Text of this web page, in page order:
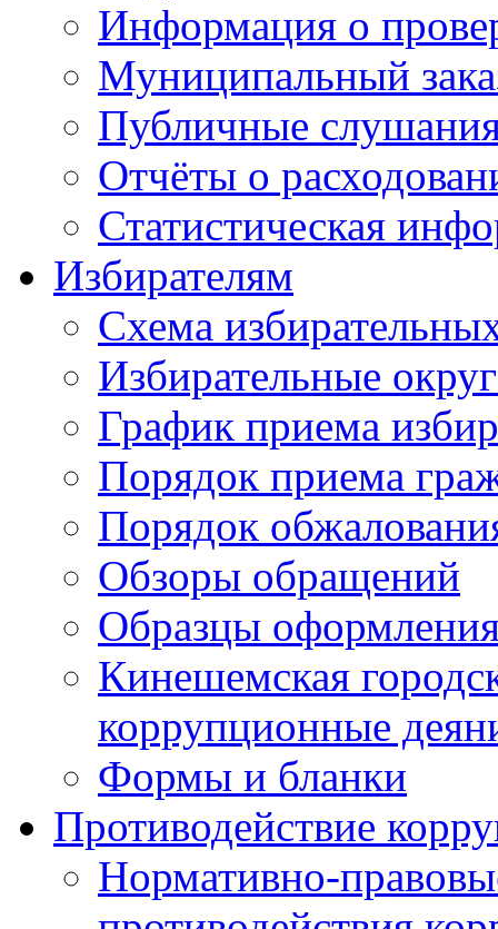
Информация о
Муниципальный
Публичные
Отчёты о
Статистическая
Избирателям
Схема
Избирательные
График приема
Порядок приема
Порядок
Обзоры обращений
Образцы
Кинешемская
коррупционные
Формы и бланки
Противодействие
Нормативно-